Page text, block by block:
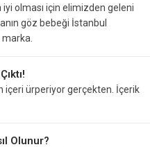
olması için elimizden geleni
göz bebeği İstanbul
marka.
içeri ürperiyor gerçekten. İçerik
Olunur?